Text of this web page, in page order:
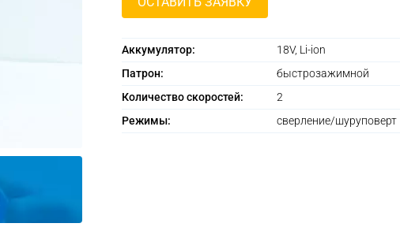
Аккумулятор:
18V, Li-ion
Патрон:
быстрозажимной
Количество скоростей:
2
Режимы:
сверление/шуруповерт